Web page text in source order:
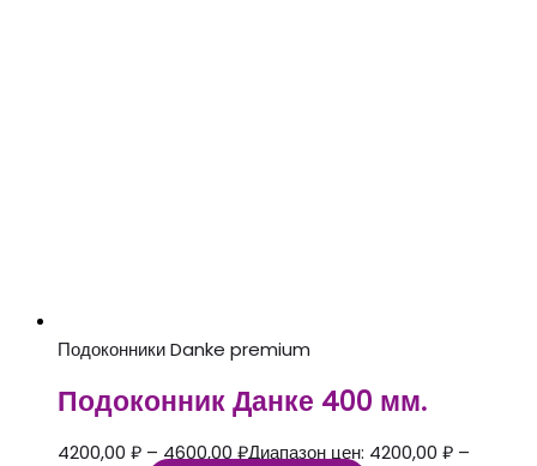
Подоконники Danke premium
Подоконник Данке 400 мм.
4200,00 ₽ – 4600,00 ₽Диапазон цен: 4200,00 ₽ –